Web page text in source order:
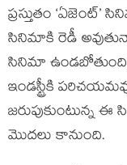
ప్రస్తుతం
సినిమాకి రెడీ
సినిమా
ఇండస్ట్రీకి
జరుపుకుంటున్న
మొదలు కానుంది.